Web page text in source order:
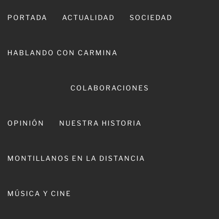
PORTADA ACTUALIDAD SOCIEDAD
HABLANDO CON CARMINA
COLABORACIONES
OPINIÓN NUESTRA HISTORIA
MONTILLANOS EN LA DISTANCIA
MÚSICA Y CINE
CARMINA LEIVA
Tiempos Inclusivos el calendario